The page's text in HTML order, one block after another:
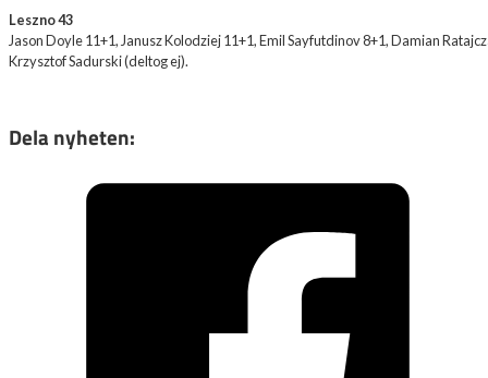
Leszno 43
Jason Doyle 11+1, Janusz Kolodziej 11+1, Emil Sayfutdinov 8+1, Damian
Krzysztof Sadurski (deltog ej).
Dela nyheten: